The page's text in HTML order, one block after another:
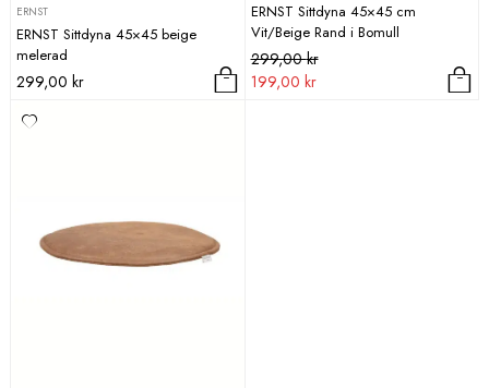
ERNST
ERNST Sittdyna 45×45 beige
melerad
299,00 kr
ERNST Sittdyna 45×45 cm
Vit/Beige Rand i Bomull
299,00kr
Det
ursprungliga
199,00 kr
Det
nuvarande